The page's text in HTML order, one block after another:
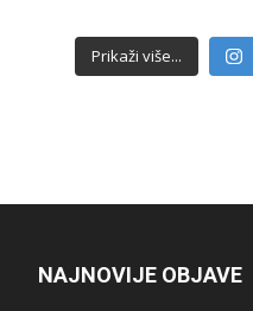
Prikaži više...
NAJNOVIJE OBJAVE